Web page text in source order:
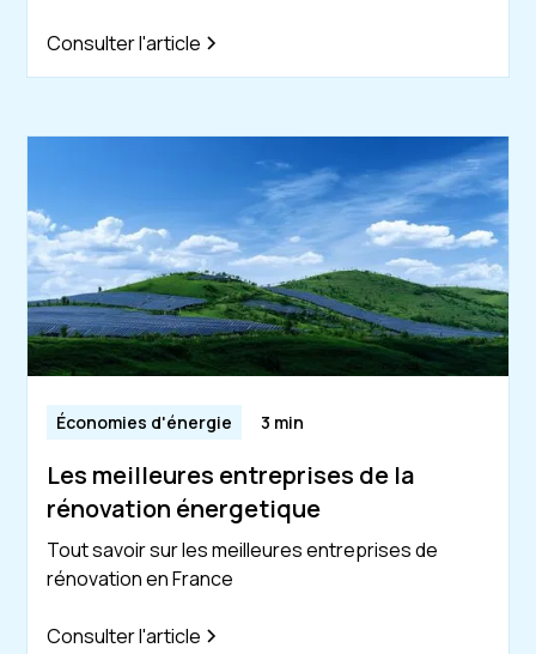
Consulter l'article
Économies d'énergie 3 min
Les meilleures entreprises de la
rénovation énergetique
Tout savoir sur les meilleures entreprises de
rénovation en France
Consulter l'article